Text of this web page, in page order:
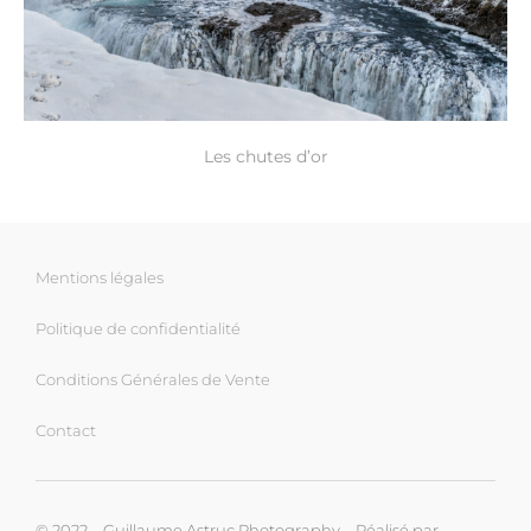
Les chutes d’or
Mentions légales
Politique de confidentialité
Conditions Générales de Vente
Contact